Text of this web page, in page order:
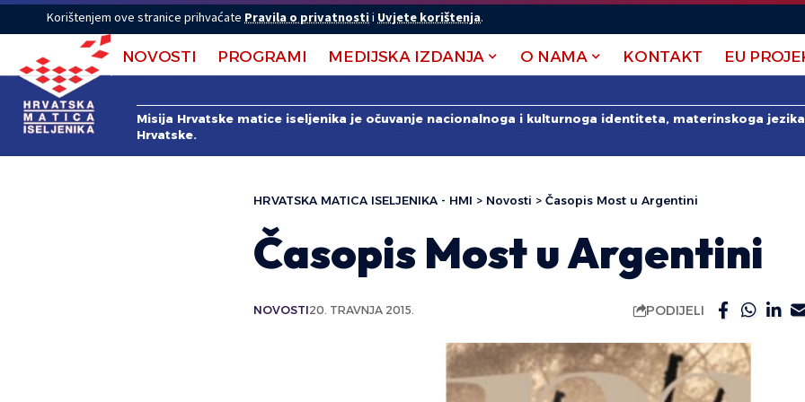
Korištenjem ove stranice prihvaćate Pravila o privatnostii Uvjete korištenja.
NOVOSTI PROGRAMI MEDIJSKA IZDANJA O NAMA KONTAKT EU
Misija Hrvatske matice iseljenika je očuvanje nacionalnoga i kulturnoga identiteta, materinskoga
Hrvatske.
HRVATSKA MATICA ISELJENIKA - HMI > Novosti > Časopis Most u Argentini
Časopis Most u Argentini
NOVOSTI20. TRAVNJA 2015. PODIJELI